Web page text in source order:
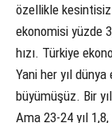
özellikle kesintisiz
ekonomisi yüzde
hızı. Türkiye
Yani her yıl
büyümüşüz. Bir
Ama 23-24 yıl